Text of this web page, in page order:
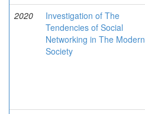
2020
Investigation of The
Tendencies of Social
Networking in The Modern
Society